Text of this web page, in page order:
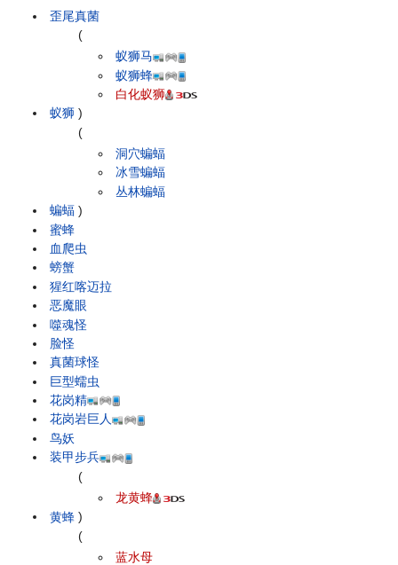
歪尾真菌
蚁狮
(
蚁狮马
蚁狮蜂
白化蚁狮
)
蝙蝠
(
洞穴蝙蝠
冰雪蝙蝠
丛林蝙蝠
)
蜜蜂
血爬虫
螃蟹
猩红喀迈拉
恶魔眼
噬魂怪
脸怪
真菌球怪
巨型蠕虫
花岗精
花岗岩巨人
鸟妖
装甲步兵
黄蜂
(
龙黄蜂
)
(
蓝水母